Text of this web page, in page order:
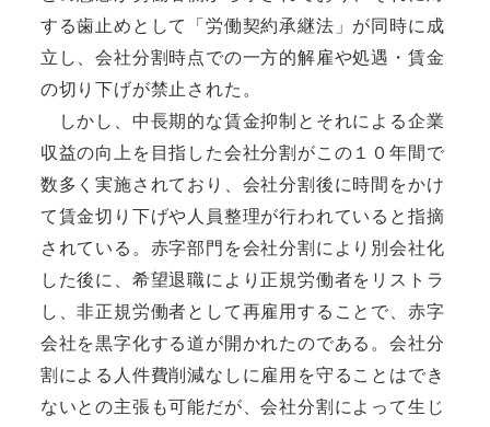
する歯止めとして「労働契約承継法」が同時に成
立し、会社分割時点での一方的解雇や処遇・賃金
の切り下げが禁止された。
しかし、中長期的な賃金抑制とそれによる企業
収益の向上を目指した会社分割がこの１０年間で
数多く実施されており、会社分割後に時間をかけ
て賃金切り下げや人員整理が行われていると指摘
されている。赤字部門を会社分割により別会社化
した後に、希望退職により正規労働者をリストラ
し、非正規労働者として再雇用することで、赤字
会社を黒字化する道が開かれたのである。会社分
割による人件費削減なしに雇用を守ることはでき
ないとの主張も可能だが、会社分割によって生じ